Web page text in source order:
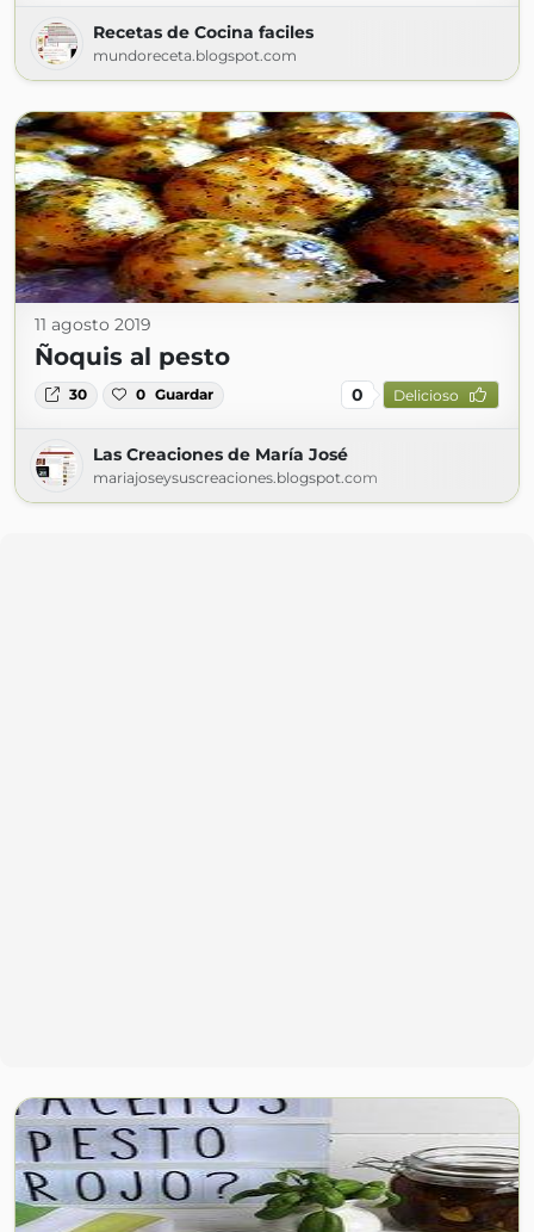
Recetas de Cocina faciles
mundoreceta.blogspot.com
11 agosto 2019
Ñoquis al pesto
30 0 Guardar 0 Delicioso
Las Creaciones de María José
mariajoseysuscreaciones.blogspot.com